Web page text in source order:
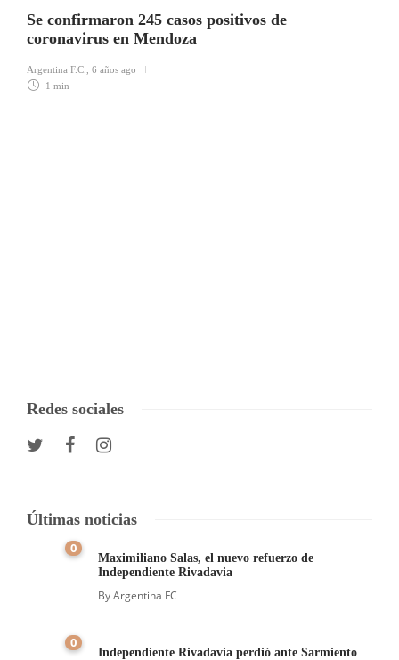
Se confirmaron 245 casos positivos de
coronavirus en Mendoza
Argentina F.C.
6 años ago
1 min
Redes sociales
Últimas noticias
0
Maximiliano Salas, el nuevo refuerzo de
Independiente Rivadavia
ByArgentina FC
0
Independiente Rivadavia perdió ante Sarmiento